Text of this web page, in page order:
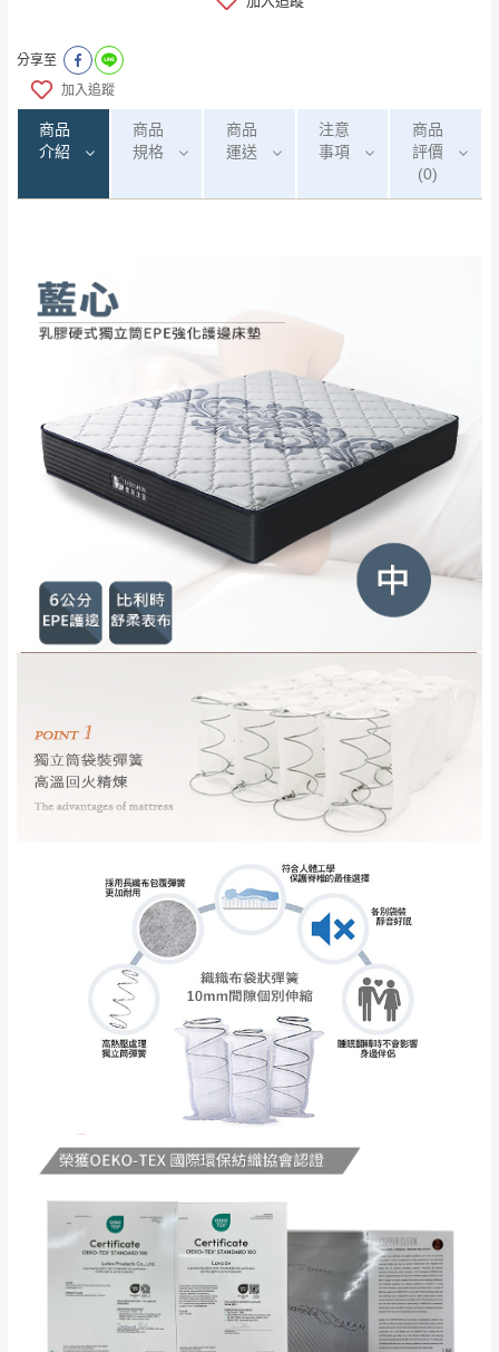
分享至
加入追蹤
商品
介紹
商品
規格
商品
運送
注意
事項
商品
評價
(0)
運送費用
（請先線上詢問 LINE
→@dershin
桃園
免 運
費
＊A108產品另收運費
復興鄉
新竹
峨眉鄉、五峰鄉、
橫山、北埔鄉、尖
石鄉、寶山鄉山
里
台北 無
雙溪、貢寮、烏
石門、林口 下福
里、新店山區、三
峽山區、石碇、坪
林、福隆、淡水山
區、北投湖山路、
深坑山區
$ 9,000以上：免
運費
$ 9,000以下：
＊A108產品另收運費
苗栗
$ 9,000以上：免
運費
$ 9,000以下：
NT$500元
＊A108產品另收運費
霄山區、西湖、泰
安鄉、大湖鄉、頭
屋、獅潭鄉
注意事項：
由於
要購買商品，請於出發前來電或到「官方
Line客服」來信確認商品是否有「現貨」與
「金額」。
若商品價格或庫存有異常，商家有權取消訂
單。部分網路商品恕無法更改原設計或客製，敬請
見諒！
接單後二日內(不含例假日)，我們客服會與您
電話聯絡或E-Mail通知確認訂單。
（線上客
）
下單前先詢問是否現貨
（洽詢方式請搜尋 L
ine ID → @dershin
）
運送範圍：限定北至基隆，南至苗栗，偏遠
地區恕無法提供運送 (詳見運送規章)。
地型限制(山區、鄉、鎮、村)、樓梯太小、無
法搬運上樓等因素，導致無法配送，本公司
保有出貨的權利。
保護物流人員的工作安全，賣家無提供吊掛
服務，若需以吊車或其他的吊掛方式吊運，
費用將由買方自行支付。
因大型傢俱有組裝、配送的問題，並非一般
快速到貨商品，無法指定特定時間送達，司
機當天到貨前皆會再與您通知，讓你不用整
天在家等貨，以節省您的寶貴時間。
至百貨公司內部。
發票寄送：
若您選擇三聯式或索取兩聯式發票，發票將於商品
完成出貨15個工作天另行寄出，另外約加上2~7個
0/5 (0)筆
依評論低至高排列 只顯示附上圖片
只顯示附上評論